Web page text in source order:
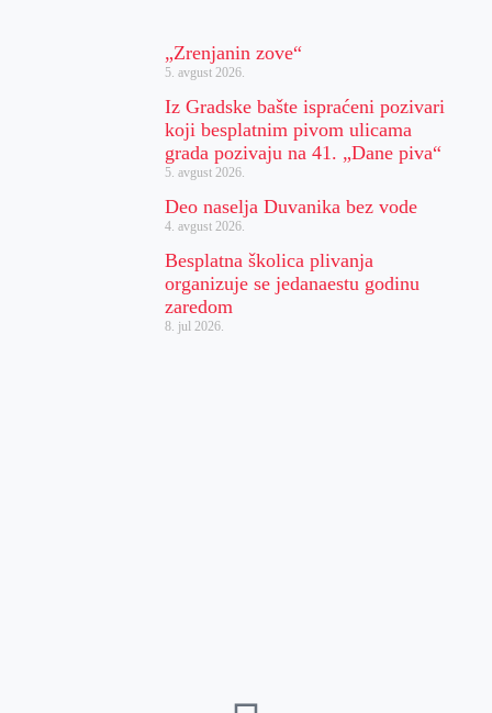
„Zrenjanin zove“
5. avgust 2026.
Iz Gradske bašte ispraćeni pozivari
koji besplatnim pivom ulicama
grada pozivaju na 41. „Dane piva“
5. avgust 2026.
Deo naselja Duvanika bez vode
4. avgust 2026.
Besplatna školica plivanja
organizuje se jedanaestu godinu
zaredom
8. jul 2026.